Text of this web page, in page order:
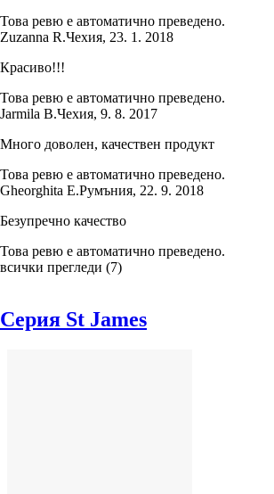
Това ревю е автоматично преведено.
Zuzanna R.Чехия, 23. 1. 2018
Красиво!!!
Това ревю е автоматично преведено.
Jarmila B.Чехия, 9. 8. 2017
Много доволен, качествен продукт
Това ревю е автоматично преведено.
Gheorghita E.Румъния, 22. 9. 2018
Безупречно качество
Това ревю е автоматично преведено.
всички прегледи (7)
Серия St James